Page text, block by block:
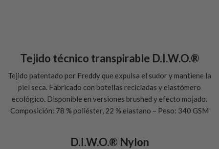
Tejido técnico transpirable D.I.W.O.®
Tejido patentado por Freddy que expulsa el sudor y mantiene la
piel seca. Fabricado con botellas recicladas y elastómero
ecológico. Disponible en versiones brushed y efecto mojado.
Composición: 78 % poliéster, 22 % elastano – Peso: 340 GSM
D.I.W.O.® Nylon